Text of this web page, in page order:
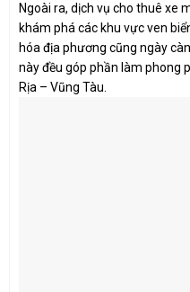
Ngoài ra, dịch vụ cho thuê xe
khám phá các khu vực ven
hóa địa phương cũng ngày
này đều góp phần làm phong
Rịa – Vũng Tàu.